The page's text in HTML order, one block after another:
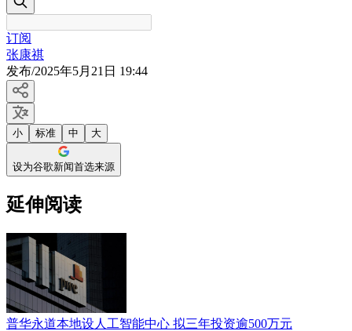
订阅
张康祺
发布/2025年5月21日 19:44
小 标准 中 大
设为谷歌新闻首选来源
延伸阅读
普华永道本地设人工智能中心 拟三年投资逾500万元